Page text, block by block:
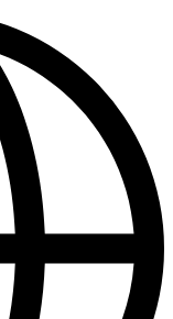
dias corridos para
DEKRA (Empresa
modificação veicular
do DETRAN
para realizar nova
estiver APROVADO.
precisa pagar